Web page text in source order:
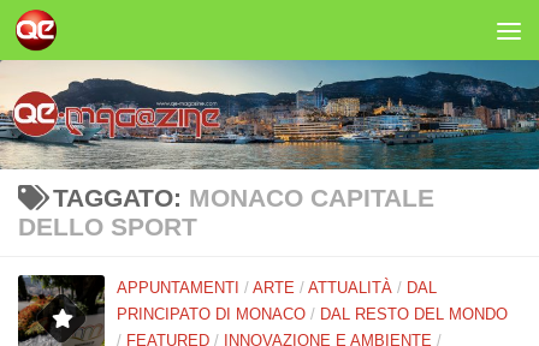
Salta al contenuto
TAGGATO: MONACO CAPITALE
DELLO SPORT
APPUNTAMENTI / ARTE / ATTUALITÀ / DAL
PRINCIPATO DI MONACO / DAL RESTO DEL MONDO
/ FEATURED / INNOVAZIONE E AMBIENTE /